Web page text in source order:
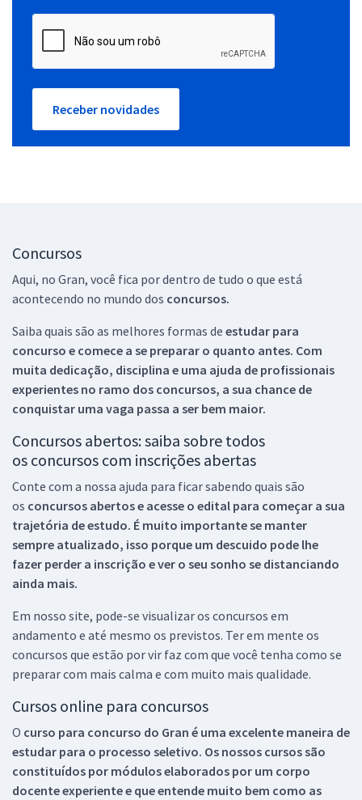
Receber novidades
Concursos
Aqui, no Gran, você fica por dentro de tudo o que está
acontecendo no mundo dos concursos.
Saiba quais são as melhores formas de estudar para
concurso e comece a se preparar o quanto antes. Com
muita dedicação, disciplina e uma ajuda de profissionais
experientes no ramo dos concursos, a sua chance de
conquistar uma vaga passa a ser bem maior.
Concursos abertos: saiba sobre todos
os concursos com inscrições abertas
Conte com a nossa ajuda para ficar sabendo quais são
os concursos abertos e acesse o edital para começar a sua
trajetória de estudo. É muito importante se manter
sempre atualizado, isso porque um descuido pode lhe
fazer perder a inscrição e ver o seu sonho se distanciando
ainda mais.
Em nosso site, pode-se visualizar os concursos em
andamento e até mesmo os previstos. Ter em mente os
concursos que estão por vir faz com que você tenha como se
preparar com mais calma e com muito mais qualidade.
Cursos online para concursos
O curso para concurso do Gran é uma excelente maneira de
estudar para o processo seletivo. Os nossos cursos são
constituídos por módulos elaborados por um corpo
docente experiente e que entende muito bem como as